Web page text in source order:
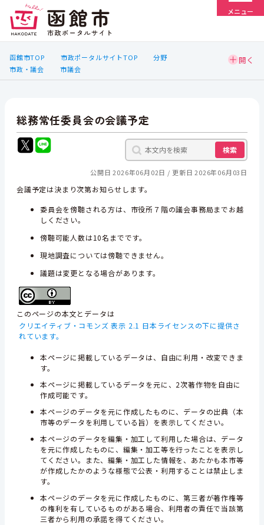
メニュー
函館市TOP 市政ポータルサイトTOP
分野
市政・議会
市議会
総務常任委員会の会議予定
検索
公開日 2026年06月02日 更新日 2026年06月03日
会議予定は決まり次第お知らせします。
委員会を傍聴される方は、市役所７階の議会事務局までお越
しください。
傍聴可能人数は10名までです。
現地調査については傍聴できません。
議題は変更となる場合があります。
このページの本文とデータは
クリエイティブ・コモンズ 表示 2.1 日本ライセンスの下に提供さ
れています。
本ページに掲載しているデータは、自由に利用・改変できま
す。
本ページに掲載しているデータを元に、2次著作物を自由に
作成可能です。
本ページのデータを元に作成したものに、データの出典（本
市等のデータを利用している旨）を表示してください。
本ページのデータを編集・加工して利用した場合は、データ
を元に作成したものに、編集・加工等を行ったことを表示し
てください。また、編集・加工した情報を、あたかも本市等
が作成したかのような様態で公表・利用することは禁止しま
す。
本ページのデータを元に作成したものに、第三者が著作権等
の権利を有しているものがある場合、利用者の責任で当該第
三者から利用の承諾を得てください。